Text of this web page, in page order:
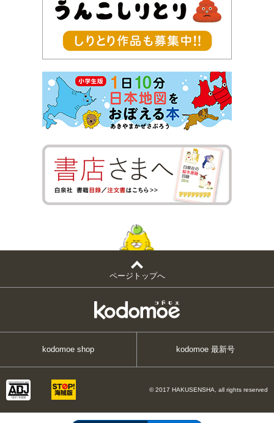
ページトップへ
kodomoe shop kodomoe 最新号
© 2017 HAKUSENSHA, all rights reserved